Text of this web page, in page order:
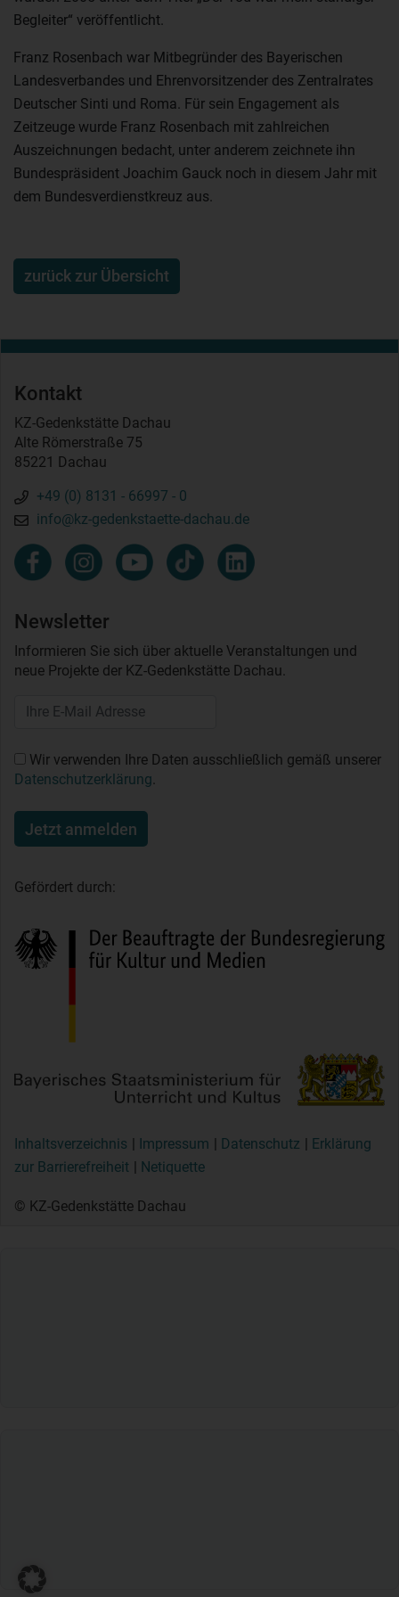
Begleiter“ veröffentlicht.
Franz Rosenbach war Mitbegründer des Bayerischen
Landesverbandes und Ehrenvorsitzender des Zentralrates
Deutscher Sinti und Roma. Für sein Engagement als
Zeitzeuge wurde Franz Rosenbach mit zahlreichen
Auszeichnungen bedacht, unter anderem zeichnete ihn
Bundespräsident Joachim Gauck noch in diesem Jahr mit
dem Bundesverdienstkreuz aus.
zurück zur Übersicht
Kontakt
KZ-Gedenkstätte Dachau
Alte Römerstraße 75
85221 Dachau
+49 (0) 8131 - 66997 - 0
info@kz-gedenkstaette-dachau.de
Newsletter
Informieren Sie sich über aktuelle Veranstaltungen und
neue Projekte der KZ-Gedenkstätte Dachau.
Wir verwenden Ihre Daten ausschließlich gemäß unserer
Datenschutzerklärung.
Jetzt anmelden
Gefördert durch:
Inhaltsverzeichnis Impressum Datenschutz
Erklärung
zur Barrierefreiheit
Netiquette
© KZ-Gedenkstätte Dachau